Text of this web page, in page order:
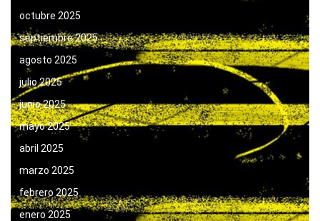
octubre 2025
septiembre 2025
agosto 2025
julio 2025
junio 2025
mayo 2025
abril 2025
marzo 2025
febrero 2025
enero 2025